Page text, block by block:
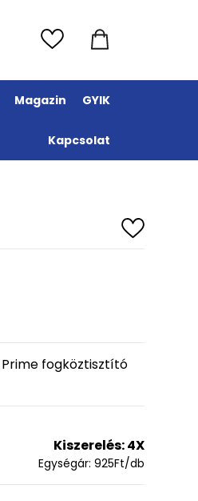
Magazin GYIK
Kapcsolat
Prime fogköztisztító
Kiszerelés:4X
Egységár: 925Ft/db